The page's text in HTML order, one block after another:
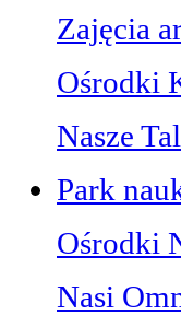
Zajęcia
Ośrodki
Nasze
Park
Ośrodki
Nasi